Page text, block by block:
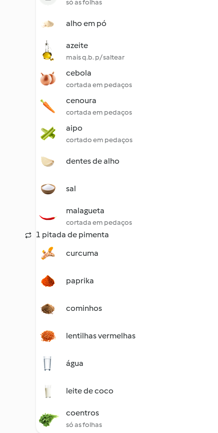
só as folhas
alho em pó
azeite
mais q.b. p/ saltear
cebola
cortada em pedaços
cenoura
cortada em pedaços
aipo
cortado em pedaços
dentes de alho
sal
malagueta
cortada em pedaços
1 pitada de pimenta
curcuma
paprika
cominhos
lentilhas vermelhas
água
leite de coco
coentros
só as folhas